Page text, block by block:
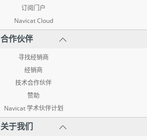
订阅门户
Navicat Cloud
合作伙伴
寻找经销商
经销商
技术合作伙伴
赞助
Navicat 学术伙伴计划
关于我们